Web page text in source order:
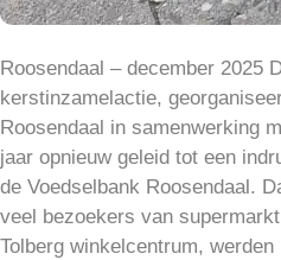
Roosendaal – december 2025
kerstinzamelactie,
Roosendaal in samenwerking
jaar opnieuw geleid tot een
de Voedselbank Roosendaal.
veel bezoekers van
Tolberg winkelcentrum,